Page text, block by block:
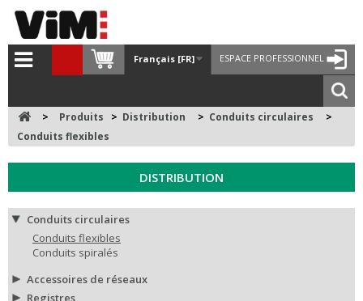
ESPACE PROFESSIONNEL
Français [FR]
> Produits > Distribution > Conduits circulaires
>
Conduits flexibles
DISTRIBUTION
Conduits circulaires
Conduits flexibles
Conduits spiralés
Accessoires de réseaux
Registres